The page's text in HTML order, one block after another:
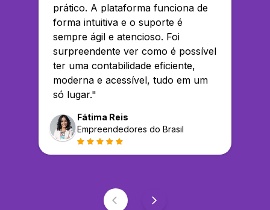
prático. A plataforma funciona de
forma intuitiva e o suporte é
sempre ágil e atencioso. Foi
surpreendente ver como é possível
ter uma contabilidade eficiente,
moderna e acessível, tudo em um
só lugar."
Fátima Reis
Empreendedores do Brasil